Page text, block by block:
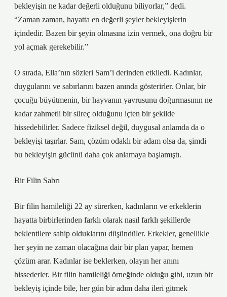
bekleyişin ne kadar değerli olduğunu biliyorlar,” dedi.
“Zaman zaman, hayatta en değerli şeyler bekleyişlerin
içindedir. Bazen bir şeyin olmasına izin vermek, ona doğru bir
yol açmak gerekebilir.”
O sırada, Ella’nın sözleri Sam’i derinden etkiledi. Kadınlar,
duygularını ve sabırlarını bazen anında gösterirler. Onlar, bir
çocuğu büyütmenin, bir hayvanın yavrusunu doğurmasının ne
kadar zahmetli bir süreç olduğunu içten bir şekilde
hissedebilirler. Sadece fiziksel değil, duygusal anlamda da o
bekleyişi taşırlar. Sam, çözüm odaklı bir adam olsa da, şimdi
bu bekleyişin gücünü daha çok anlamaya başlamıştı.
Bir Filin Sabrı
Bir filin hamileliği 22 ay sürerken, kadınların ve erkeklerin
hayatta birbirlerinden farklı olarak nasıl farklı şekillerde
beklentilere sahip olduklarını düşündüler. Erkekler, genellikle
her şeyin ne zaman olacağına dair bir plan yapar, hemen
çözüm arar. Kadınlar ise beklerken, olayın her anını
hissederler. Bir filin hamileliği örneğinde olduğu gibi, uzun bir
bekleyiş içinde bile, her gün bir adım daha ileri gitmek